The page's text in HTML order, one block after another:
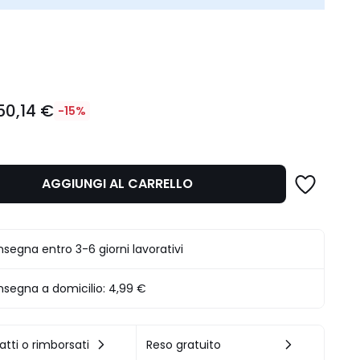
€ -15%
AGGIUNGI AL CARRELLO
entro 3-6 giorni lavorativi
a domicilio: 4,99 €
o rimborsati Reso gratuito